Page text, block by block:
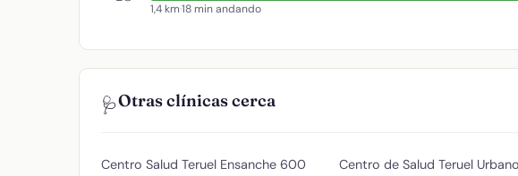
1,4 km·18 min andando
🩺Otras clínicas cerca
Centro Salud Teruel Ensanche 600
Centro de Salud Teruel Urbano